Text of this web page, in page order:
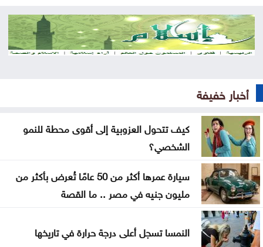
العراق يستلم 500 مليون دولار من البنك المركزي
الأميركي
غزة
بلال احمد المحاسنه مبارك المسمى الجديد
الأشغال تبدأ السبت أعمال صيانة طريق معان – البادية
تخفيض عدد أعضاء مجلس التعليم العالي ومجالس
الأمناء
أخبار خفيفة
كيف تتحول العزوبية إلى أقوى محطة للنمو
الشخصي؟
سيارة عمرها أكثر من 50 عامًا تُعرض بأكثر من
مليون جنيه في مصر .. ما القصة
النمسا تسجل أعلى درجة حرارة في تاريخها